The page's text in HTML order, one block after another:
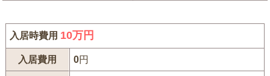
入居時費用 10万円
入居費用 0円